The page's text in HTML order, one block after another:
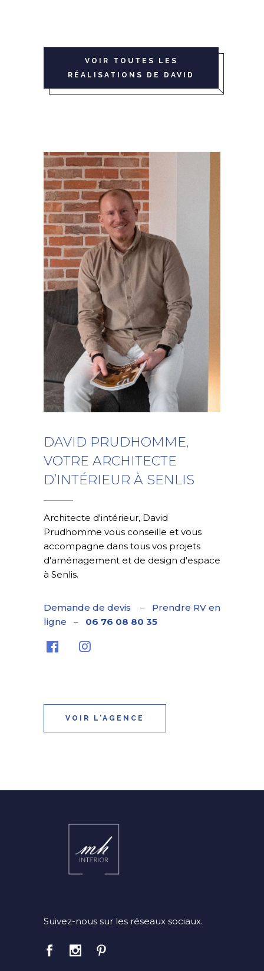
VOIR TOUTES LES
RÉALISATIONS DE DAVID
DAVID PRUDHOMME,
VOTRE ARCHITECTE
D’INTÉRIEUR À SENLIS
Architecte d'intérieur, David
Prudhomme vous conseille et vous
accompagne dans tous vos projets
d'aménagement et de design d'espace
à Senlis.
Demande de devis – Prendre RV en
ligne – 06 76 08 80 35
VOIR L'AGENCE
Suivez-nous sur les réseaux sociaux.